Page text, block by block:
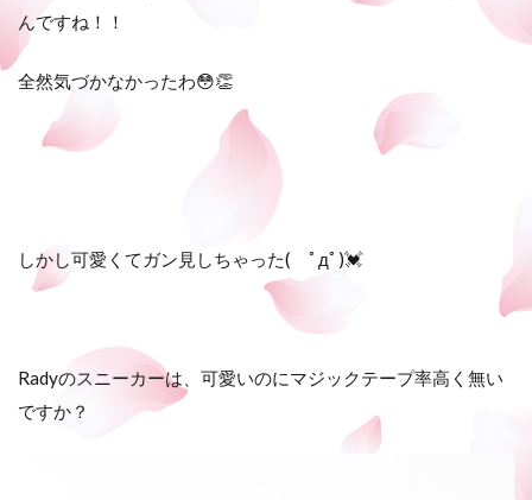
んですね！！
全然気づかなかったわ😳👏
しかし可愛くてガン見しちゃった( ﾟдﾟ)💓
Radyのスニーカーは、可愛いのにマジックテープ率高く無い
ですか？